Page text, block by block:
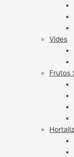
Vides
Frutos